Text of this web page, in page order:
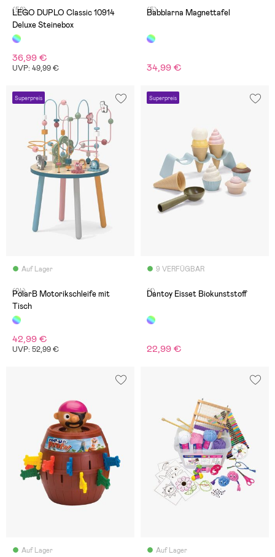
(58)
LEGO DUPLO Classic 10914
Deluxe Steinebox
36,99 €
UVP: 49,99 €
(5)
Babblarna Magnettafel
34,99 €
Superpreis
Auf Lager
(24)
PolarB Motorikschleife mit
Tisch
42,99 €
UVP: 52,99 €
Superpreis
9 VERFÜGBAR
(1)
Dantoy Eisset Biokunststoff
22,99 €
Auf Lager Auf Lager